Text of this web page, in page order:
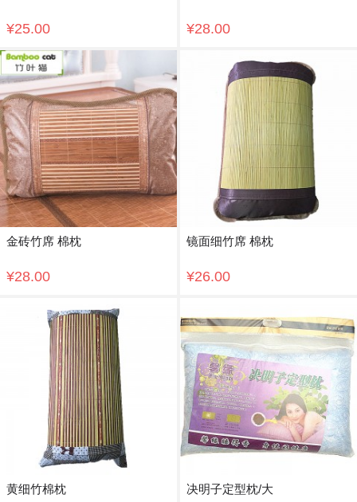
¥25.00 ¥28.00
金砖竹席 棉枕
¥28.00
镜面细竹席 棉枕
¥26.00
黄细竹棉枕 决明子定型枕/大